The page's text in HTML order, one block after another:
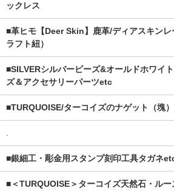
ックレス
■革ヒモ【Deer Skin】鹿革/ディアスキンレ
ラフト紐）
■SILVERシルバービーズ&オールドホワイ
ズ＆アクセサリーパーツetc
■TURQUOISE/ターコイズのナゲット（塊
.
■銀細工・彫金用スタンプ刻印工具タガネ
■＜TURQUOISE＞ターコイズ天然石・ルー